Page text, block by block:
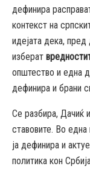
дефинира
контекст на
идејата дека,
изберат
општество и една
дефинира и брани
Се разбира, Дачиќ
ставовите. Во
ја дефинира и
политика кон